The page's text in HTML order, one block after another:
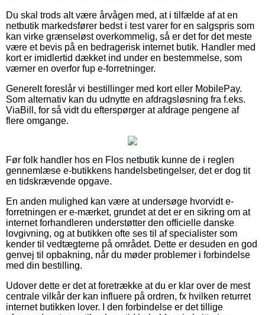
Du skal trods alt være årvågen med, at i tilfælde af at en
netbutik markedsfører bedst i test varer for en salgspris som
kan virke grænseløst overkommelig, så er det for det meste
være et bevis på en bedragerisk internet butik. Handler med
kort er imidlertid dækket ind under en bestemmelse, som
værner en overfor fup e-forretninger.
Generelt foreslår vi bestillinger med kort eller MobilePay.
Som alternativ kan du udnytte en afdragsløsning fra f.eks.
ViaBill, for så vidt du efterspørger at afdrage pengene af
flere omgange.
Før folk handler hos en Flos netbutik kunne de i reglen
gennemlæse e-butikkens handelsbetingelser, det er dog tit
en tidskrævende opgave.
En anden mulighed kan være at undersøge hvorvidt e-
forretningen er e-mærket, grundet at det er en sikring om at
internet forhandleren understøtter den officielle danske
lovgivning, og at butikken ofte ses til af specialister som
kender til vedtægterne på området. Dette er desuden en god
genvej til opbakning, når du møder problemer i forbindelse
med din bestilling.
Udover dette er det at foretrække at du er klar over de mest
centrale vilkår der kan influere på ordren, fx hvilken returret
internet butikken lover. I den forbindelse er det tillige